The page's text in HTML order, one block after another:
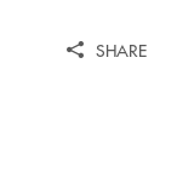
SHARE